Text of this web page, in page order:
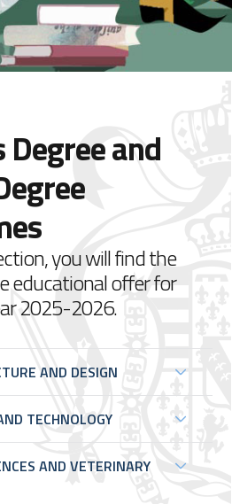
Degree and
you will find the
educational offer for
2025-2026.
AND DESIGN
TECHNOLOGY
AND VETERINARY